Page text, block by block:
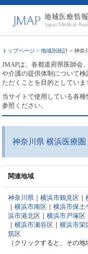
トップページ >地域別統計 > 神奈
JMAPは、各都道府県医師会
や介護の提供体制について
ただくことを目的としていま
当サイトで使用している各
参照ください。
神奈川県 横浜医療圏
関連地域
神奈川県 ｜横浜市鶴見区 ｜
｜横浜市南区 ｜横浜市保土
浜市港北区 ｜横浜市戸塚区
｜横浜市瀬谷区 ｜横浜市栄
筑区
（クリックすると、その